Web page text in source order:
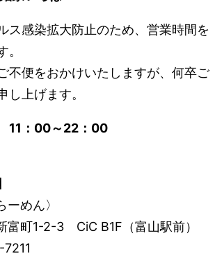
ス感染拡大防止のため、営業時間を
。
不便をおかけいたしますが、何卒ご
し上げます。
11：00～22：00
めん〉
富町1-2-3 CiC B1F（富山駅前）